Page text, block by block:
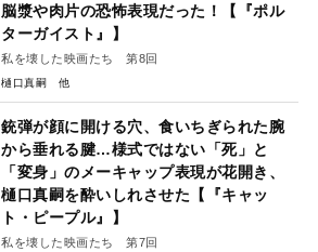
脳漿や肉片の恐怖表現だった！【『ポル
ターガイスト』】
私を壊した映画たち 第8回
樋口真嗣
銃弾が顔に開ける穴、食いちぎられた腕
から垂れる腱…様式ではない「死」と
「変身」のメーキャップ表現が花開き、
樋口真嗣を酔いしれさせた【『キャッ
ト・ピープル』】
私を壊した映画たち 第7回